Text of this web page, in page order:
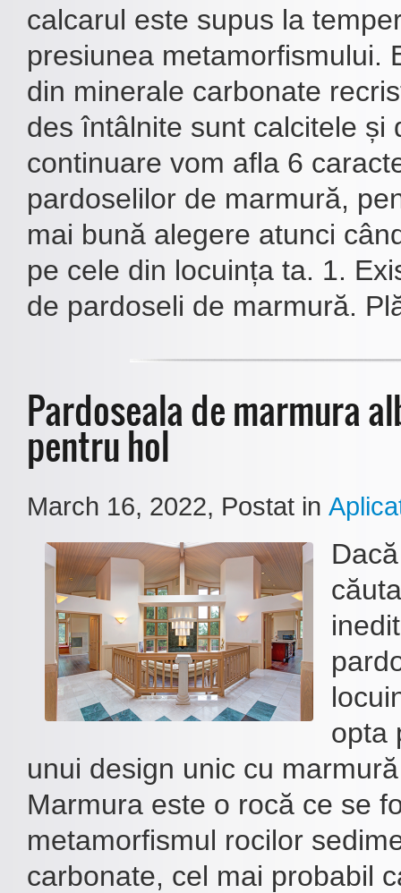
calcarul este supus la
presiunea metamorfismului.
din minerale carbonate
des întâlnite sunt calcitele și
continuare vom afla 6
pardoselilor de marmură,
mai bună alegere atunci
pe cele din locuința ta. 1.
de pardoseli de marmură.
Pardoseala de marmura
pentru hol
March 16, 2022, Postat in
opta
unui design unic cu
Marmura este o rocă ce se
metamorfismul rocilor
carbonate, cel mai probabil